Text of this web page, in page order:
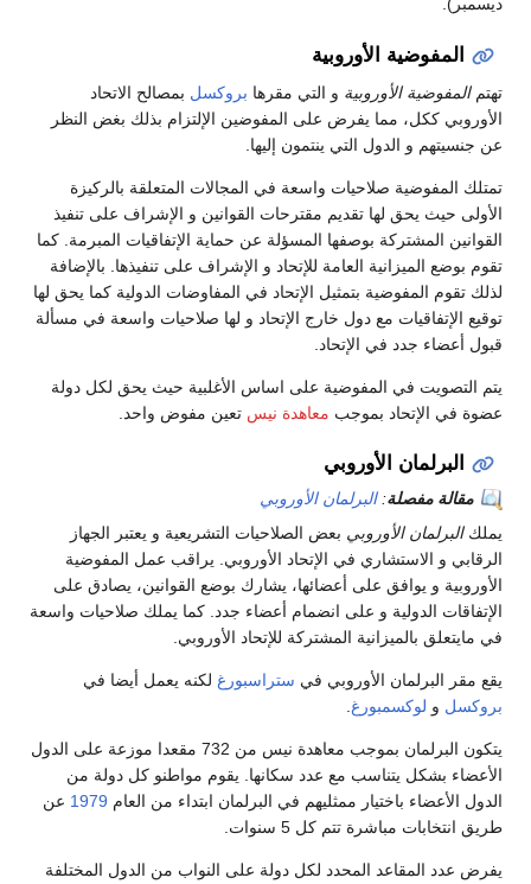
المفوضية الأوروبية
تهتمالمفوضية الأوروبية و التي مقرها بروكسل بمصالح الاتحاد
الأوروبي ككل، مما يفرض على المفوضين الإلتزام بذلك بغض النظر
عن جنسيتهم و الدول التي ينتمون إليها.
تمتلك المفوضية صلاحيات واسعة في المجالات المتعلقة بالركيزة
الأولى حيث يحق لها تقديم مقترحات القوانين و الإشراف على تنفيذ
القوانين المشتركة بوصفها المسؤلة عن حماية الإتفاقيات المبرمة. كما
تقوم بوضع الميزانية العامة للإتحاد و الإشراف على تنفيذها. بالإضافة
لذلك تقوم المفوضية بتمثيل الإتحاد في المفاوضات الدولية كما يحق لها
توقيع الإتفاقيات مع دول خارج الإتحاد و لها صلاحيات واسعة في مسألة
قبول أعضاء جدد في الإتحاد.
يتم التصويت في المفوضية على اساس الأغلبية حيث يحق لكل دولة
عضوة في الإتحاد بموجب معاهدة نيس تعين مفوض واحد.
البرلمان الأوروبي
مقالة مفصلة:البرلمان الأوروبي
يملكالبرلمان الأوروبي بعض الصلاحيات التشريعية و يعتبر الجهاز
الرقابي و الاستشاري في الإتحاد الأوروبي. يراقب عمل المفوضية
الأوروبية و يوافق على أعضائها، يشارك بوضع القوانين، يصادق على
الإتفاقات الدولية و على انضمام أعضاء جدد. كما يملك صلاحيات واسعة
في مايتعلق بالميزانية المشتركة للإتحاد الأوروبي.
يقع مقر البرلمان الأوروبي في ستراسبورغ لكنه يعمل أيضا في
بروكسل و لوكسمبورغ
يتكون البرلمان بموجب معاهدة نيس من 732 مقعدا موزعة على الدول
الأعضاء بشكل يتناسب مع عدد سكانها. يقوم مواطنو كل دولة من
الدول الأعضاء باختيار ممثليهم في البرلمان ابتداء من العام 1979 عن
طريق انتخابات مباشرة تتم كل 5 سنوات.
يفرض عدد المقاعد المحدد لكل دولة على النواب من الدول المختلفة